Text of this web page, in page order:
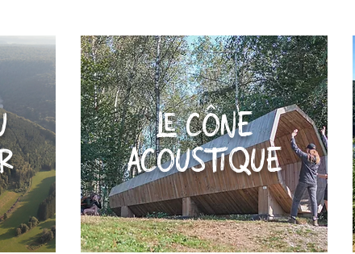
LE CÔNE
ACOUSTIQUE